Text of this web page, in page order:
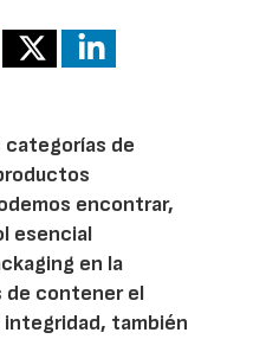
categorías de
encontrar,
esencial
en la
de contener el
también